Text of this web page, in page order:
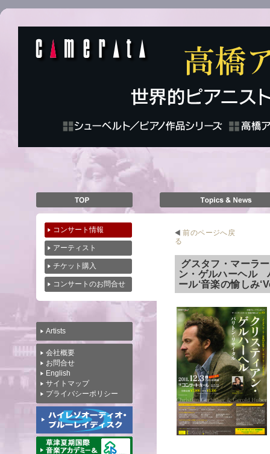
コンサート情報
アーティスト
チケット購入
コンサートのお問合せ
Artists
会社概要
お問合せ
English
サイトマップ
プライバシーポリシー
前のページへ戻
る
グスタフ・マーラ
ン・ゲルハーヘル
ール‘音楽の愉しみ